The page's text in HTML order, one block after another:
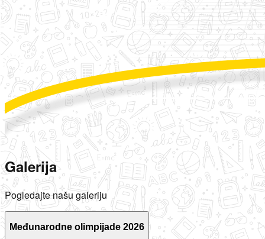
Galerija
Pogledajte našu galeriju
Međunarodne olimpijade 2026